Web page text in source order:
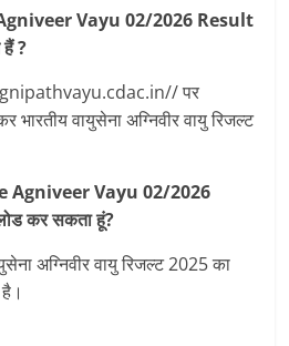
Vayu 02/2026 Result
?
पर
भारतीय वायुसेना अग्निवीर वायु रिजल्ट
Agniveer Vayu 02/2026
कर सकता हूं?
अग्निवीर वायु रिजल्ट 2025 का